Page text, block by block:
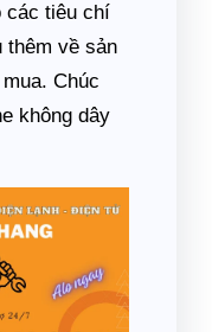
các tiêu chí
thêm về sản
Chúc
không dây